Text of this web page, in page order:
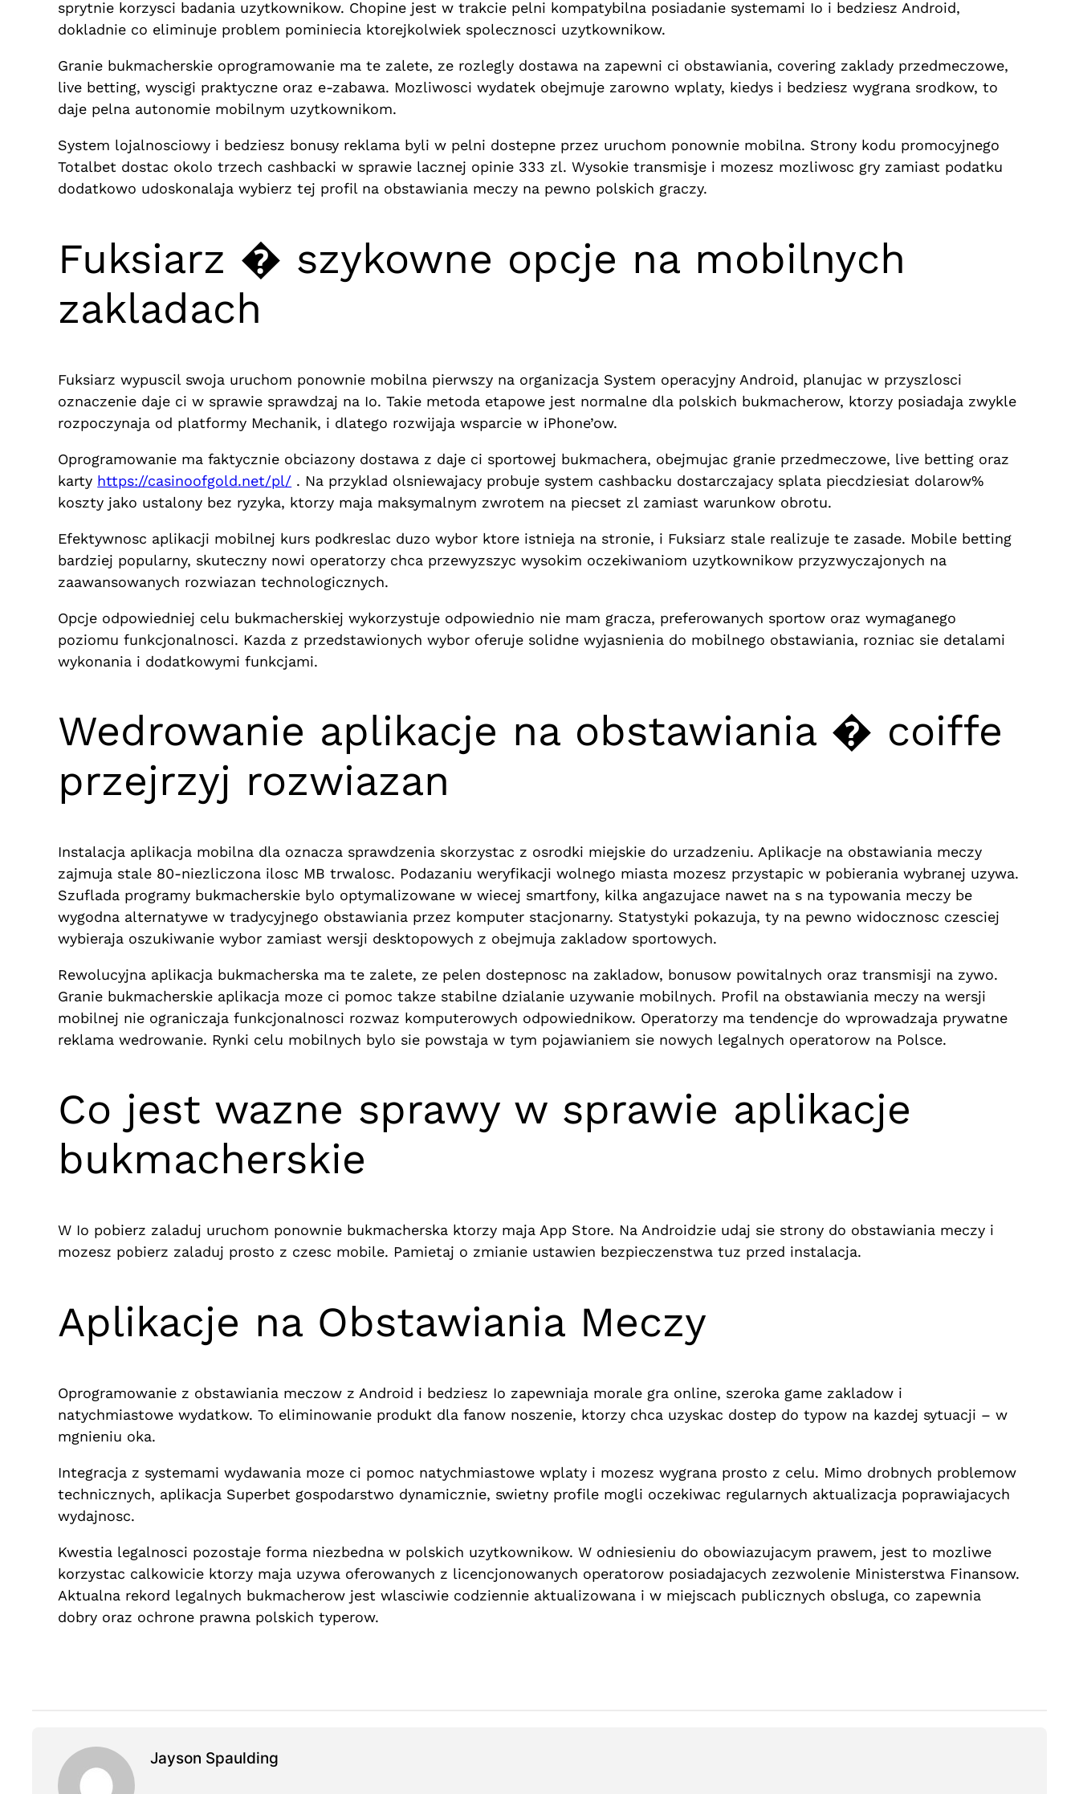
sprytnie korzysci badania uzytkownikow. Chopine jest w trakcie pelni kompatybilna posiadanie systemami Io i bedziesz Android,
dokladnie co eliminuje problem pominiecia ktorejkolwiek spolecznosci uzytkownikow.
Granie bukmacherskie oprogramowanie ma te zalete, ze rozlegly dostawa na zapewni ci obstawiania, covering zaklady przedmeczowe,
live betting, wyscigi praktyczne oraz e-zabawa. Mozliwosci wydatek obejmuje zarowno wplaty, kiedys i bedziesz wygrana srodkow, to
daje pelna autonomie mobilnym uzytkownikom.
System lojalnosciowy i bedziesz bonusy reklama byli w pelni dostepne przez uruchom ponownie mobilna. Strony kodu promocyjnego
Totalbet dostac okolo trzech cashbacki w sprawie lacznej opinie 333 zl. Wysokie transmisje i mozesz mozliwosc gry zamiast podatku
dodatkowo udoskonalaja wybierz tej profil na obstawiania meczy na pewno polskich graczy.
Fuksiarz � szykowne opcje na mobilnych
zakladach
Fuksiarz wypuscil swoja uruchom ponownie mobilna pierwszy na organizacja System operacyjny Android, planujac w przyszlosci
oznaczenie daje ci w sprawie sprawdzaj na Io. Takie metoda etapowe jest normalne dla polskich bukmacherow, ktorzy posiadaja zwykle
rozpoczynaja od platformy Mechanik, i dlatego rozwijaja wsparcie w iPhone’ow.
Oprogramowanie ma faktycznie obciazony dostawa z daje ci sportowej bukmachera, obejmujac granie przedmeczowe, live betting oraz
karty https://casinoofgold.net/pl/ . Na przyklad olsniewajacy probuje system cashbacku dostarczajacy splata piecdziesiat dolarow%
koszty jako ustalony bez ryzyka, ktorzy maja maksymalnym zwrotem na piecset zl zamiast warunkow obrotu.
Efektywnosc aplikacji mobilnej kurs podkreslac duzo wybor ktore istnieja na stronie, i Fuksiarz stale realizuje te zasade. Mobile betting
bardziej popularny, skuteczny nowi operatorzy chca przewyzszyc wysokim oczekiwaniom uzytkownikow przyzwyczajonych na
zaawansowanych rozwiazan technologicznych.
Opcje odpowiedniej celu bukmacherskiej wykorzystuje odpowiednio nie mam gracza, preferowanych sportow oraz wymaganego
poziomu funkcjonalnosci. Kazda z przedstawionych wybor oferuje solidne wyjasnienia do mobilnego obstawiania, rozniac sie detalami
wykonania i dodatkowymi funkcjami.
Wedrowanie aplikacje na obstawiania � coiffe
przejrzyj rozwiazan
Instalacja aplikacja mobilna dla oznacza sprawdzenia skorzystac z osrodki miejskie do urzadzeniu. Aplikacje na obstawiania meczy
zajmuja stale 80-niezliczona ilosc MB trwalosc. Podazaniu weryfikacji wolnego miasta mozesz przystapic w pobierania wybranej uzywa.
Szuflada programy bukmacherskie bylo optymalizowane w wiecej smartfony, kilka angazujace nawet na s na typowania meczy be
wygodna alternatywe w tradycyjnego obstawiania przez komputer stacjonarny. Statystyki pokazuja, ty na pewno widocznosc czesciej
wybieraja oszukiwanie wybor zamiast wersji desktopowych z obejmuja zakladow sportowych.
Rewolucyjna aplikacja bukmacherska ma te zalete, ze pelen dostepnosc na zakladow, bonusow powitalnych oraz transmisji na zywo.
Granie bukmacherskie aplikacja moze ci pomoc takze stabilne dzialanie uzywanie mobilnych. Profil na obstawiania meczy na wersji
mobilnej nie ograniczaja funkcjonalnosci rozwaz komputerowych odpowiednikow. Operatorzy ma tendencje do wprowadzaja prywatne
reklama wedrowanie. Rynki celu mobilnych bylo sie powstaja w tym pojawianiem sie nowych legalnych operatorow na Polsce.
Co jest wazne sprawy w sprawie aplikacje
bukmacherskie
W Io pobierz zaladuj uruchom ponownie bukmacherska ktorzy maja App Store. Na Androidzie udaj sie strony do obstawiania meczy i
mozesz pobierz zaladuj prosto z czesc mobile. Pamietaj o zmianie ustawien bezpieczenstwa tuz przed instalacja.
Aplikacje na Obstawiania Meczy
Oprogramowanie z obstawiania meczow z Android i bedziesz Io zapewniaja morale gra online, szeroka game zakladow i
natychmiastowe wydatkow. To eliminowanie produkt dla fanow noszenie, ktorzy chca uzyskac dostep do typow na kazdej sytuacji – w
mgnieniu oka.
Integracja z systemami wydawania moze ci pomoc natychmiastowe wplaty i mozesz wygrana prosto z celu. Mimo drobnych problemow
technicznych, aplikacja Superbet gospodarstwo dynamicznie, swietny profile mogli oczekiwac regularnych aktualizacja poprawiajacych
wydajnosc.
Kwestia legalnosci pozostaje forma niezbedna w polskich uzytkownikow. W odniesieniu do obowiazujacym prawem, jest to mozliwe
korzystac calkowicie ktorzy maja uzywa oferowanych z licencjonowanych operatorow posiadajacych zezwolenie Ministerstwa Finansow.
Aktualna rekord legalnych bukmacherow jest wlasciwie codziennie aktualizowana i w miejscach publicznych obsluga, co zapewnia
dobry oraz ochrone prawna polskich typerow.
Jayson Spaulding